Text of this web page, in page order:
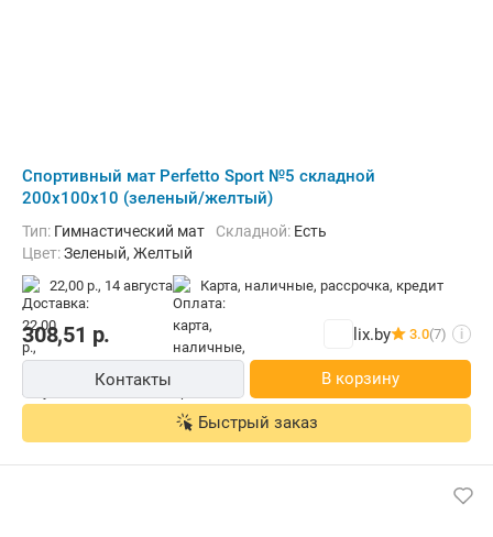
Cпортивный мат Perfetto Sport №5 складной
200x100x10 (зеленый/желтый)
Тип: Гимнастический мат Складной: Есть
Цвет:Зеленый, Желтый
22,00 р., 14 августа карта, наличные, рассрочка, кредит
308,51 р. lix.by 3.0(7) i
Контакты В корзину
Быстрый заказ